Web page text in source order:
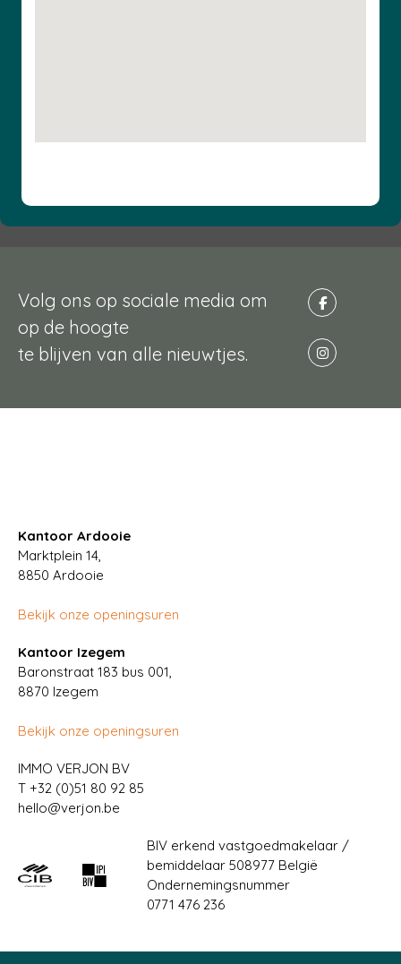
Volg ons op sociale media om
op de hoogte
te blijven van alle nieuwtjes.
Kantoor Ardooie
Marktplein 14,
8850 Ardooie
Bekijk onze openingsuren
Kantoor Izegem
Baronstraat 183 bus 001,
8870 Izegem
Bekijk onze openingsuren
IMMO VERJON BV
T +32 (0)51 80 92 85
hello@verjon.be
BIV erkend vastgoedmakelaar /
bemiddelaar 508977 België
Ondernemingsnummer
0771 476 236